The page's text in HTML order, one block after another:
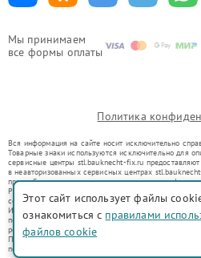
Мы принимаем
все формы оплаты
Политика
Вся информация на сайте носит исключительно
Товарные знаки используются исключительно для
сервисные центры stl.bauknecht-fix.ru предоставляют
в неавторизованных сервисных центрах
правообладателями товарных знаков или их
Ремонт осуществляется для устройств, уже
со статьей 1487 ГК РФ.
Использование товарных знаков не преследует
потребителей в заблуждение, а служит для
ремонту техники указанных брендов.
Представленная на сайте информация не является
положениями Статьи 437(2) Гражданского кодекса РФ
Этот сайт использует файлы
ознакомиться с правилами
файлов cookie